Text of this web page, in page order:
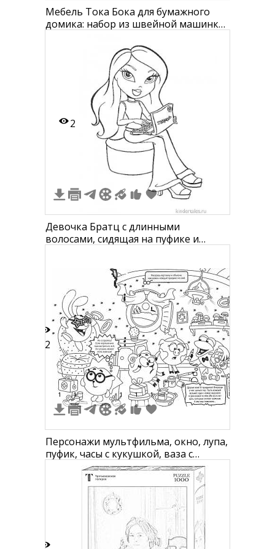
Мебель Тока Бока для бумажного
домика: набор из швейной машинки,
бантом, кресла-манекена, пуфиков,
окон, щеток, ножниц и картинок.
2
Девочка Братц с длинными
волосами, сидящая на пуфике и
12
1 1 1 1 1
Персонажи мультфильма, окно, лупа,
пуфик, часы с кукушкой, ваза с
цветами, полка с посудой,
радиоприемник, раскладушка,
чашки, чайник, светильник